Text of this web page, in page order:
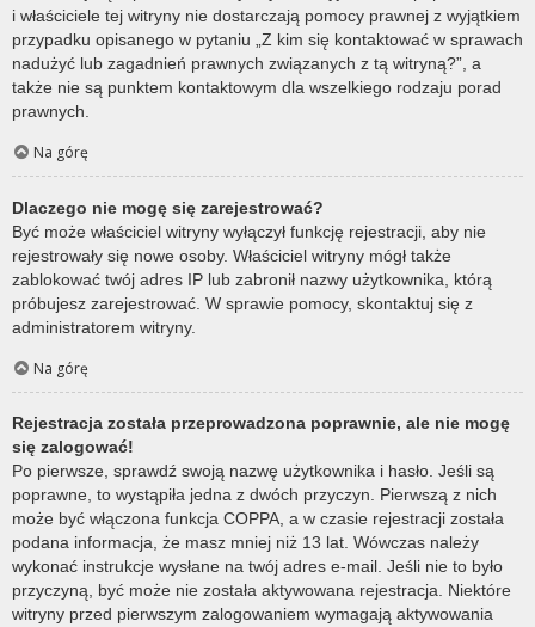
i właściciele tej witryny nie dostarczają pomocy prawnej z wyjątkiem
przypadku opisanego w pytaniu „Z kim się kontaktować w sprawach
nadużyć lub zagadnień prawnych związanych z tą witryną?”, a
także nie są punktem kontaktowym dla wszelkiego rodzaju porad
prawnych.
Na górę
Dlaczego nie mogę się zarejestrować?
Być może właściciel witryny wyłączył funkcję rejestracji, aby nie
rejestrowały się nowe osoby. Właściciel witryny mógł także
zablokować twój adres IP lub zabronił nazwy użytkownika, którą
próbujesz zarejestrować. W sprawie pomocy, skontaktuj się z
administratorem witryny.
Na górę
Rejestracja została przeprowadzona poprawnie, ale nie mogę
się zalogować!
Po pierwsze, sprawdź swoją nazwę użytkownika i hasło. Jeśli są
poprawne, to wystąpiła jedna z dwóch przyczyn. Pierwszą z nich
może być włączona funkcja COPPA, a w czasie rejestracji została
podana informacja, że masz mniej niż 13 lat. Wówczas należy
wykonać instrukcje wysłane na twój adres e-mail. Jeśli nie to było
przyczyną, być może nie została aktywowana rejestracja. Niektóre
witryny przed pierwszym zalogowaniem wymagają aktywowania